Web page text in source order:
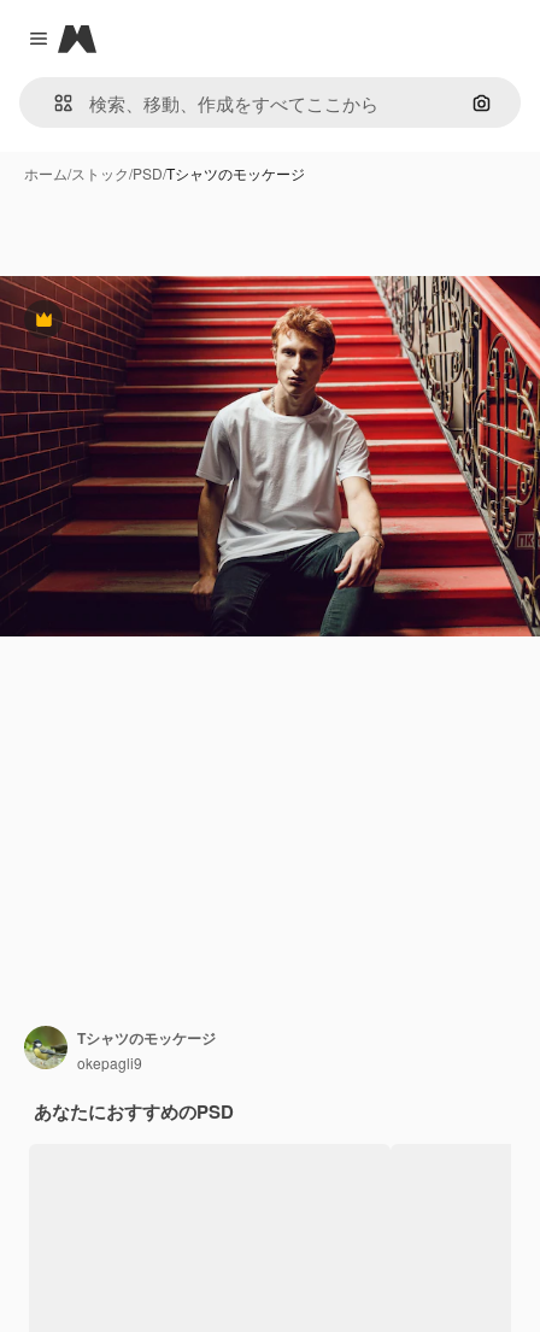
Close menu
Magnific
画像で
ホーム/ストック/PSD/Tシャツのモッケージ
Premium
Tシャツのモッケージ
okepagli9
あなたにおすすめのPSD